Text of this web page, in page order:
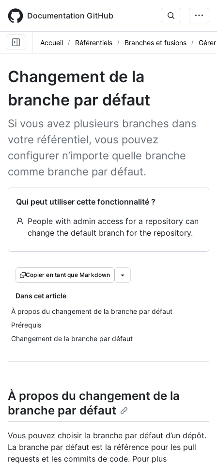
main
content
Documentation GitHub
Accueil Référentiels Branches et fusions
Changement de la
branche par défaut
Si vous avez plusieurs branches dans
votre référentiel, vous pouvez
configurer n’importe quelle branche
comme branche par défaut.
Qui peut utiliser cette fonctionnalité ?
People with admin access for a repository can
change the default branch for the repository.
Copier en tant que Markdown
Dans cet article
À propos du changement de la branche par défaut
Prérequis
Changement de la branche par défaut
À propos du changement de la
branche par défaut
Vous pouvez choisir la branche par défaut d’un dépôt.
La branche par défaut est la référence pour les pull
requests et les commits de code. Pour plus